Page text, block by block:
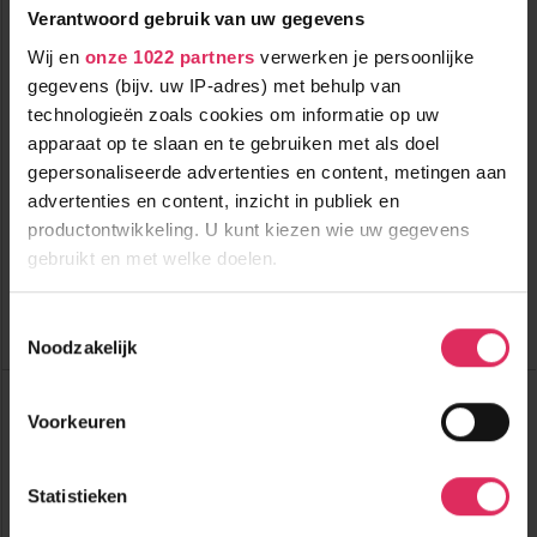
Verantwoord gebruik van uw gegevens
Wij en onze 1022 partners verwerken je persoonlijke
gegevens (bijv. uw IP-adres) met behulp van
technologieën zoals cookies om informatie op uw
apparaat op te slaan en te gebruiken met als doel
gepersonaliseerde advertenties en content, metingen aan
advertenties en content, inzicht in publiek en
productontwikkeling. U kunt kiezen wie uw gegevens
gebruikt en met welke doelen.
Informatie verzamelen over uw geografische
Uw apparaat identificeren door het actief te
scannen op specifieke eigenschappen (fingerprinting)
verwerkt en stel uw voorkeuren in het
detailgedeelte
in.
Noodzakelijk
Voorkeuren
Statistieken
4-sterrenhotel met sauna en zwembad vlakbij het centrum van
Kirchberg!
476
300m tot centrum
50m tot piste
halfpension
Bekijk deze vakantie